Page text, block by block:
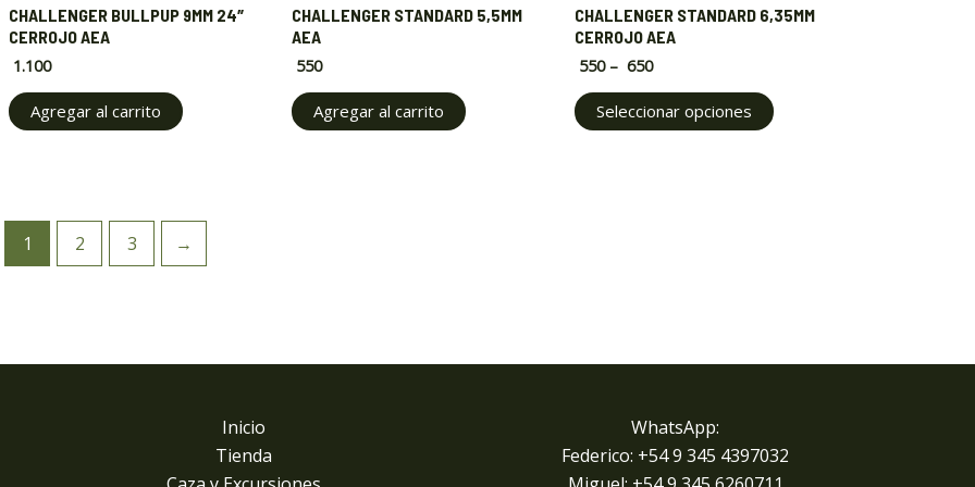
CHALLENGER BULLPUP 9MM 24″
CERROJO AEA
1.100
Agregar al carrito
CHALLENGER STANDARD 5,5MM
AEA
550
Agregar al carrito
CHALLENGER STANDARD 6,35MM
CERROJO AEA
550 – 650
Seleccionar opciones
multiple
may
1 2 3 →
Inicio
Tienda
WhatsApp:
Federico: +54 9 345 4397032